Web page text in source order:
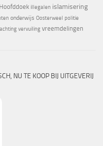
Hoofddoek illegalen islamisering
onderwijs Oosterweel politie
vervuiling vreemdelingen
NU TE KOOP BIJ UITGEVERIJ